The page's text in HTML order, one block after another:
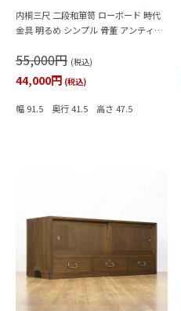
内桐三尺 二段和箪笥 ローボード 時代
金具 明るめ シンプル 骨董 アンティー
にも
55,000円 (税込)
44,000円 (税込)
幅 91.5 奥行 41.5 高さ 47.5